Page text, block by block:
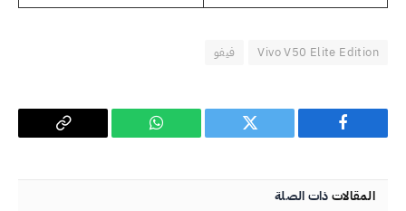
Vivo V50 Elite Edition فيفو
فيسبوك تويتر واتساب
Copy
المقالاتذات الصلة